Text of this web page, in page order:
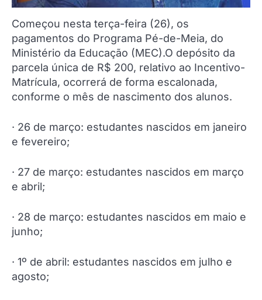
Começou nesta terça-feira (26), os
pagamentos do Programa Pé-de-Meia, do
Ministério da Educação (MEC).O depósito da
parcela única de R$ 200, relativo ao Incentivo-
Matrícula, ocorrerá de forma escalonada,
conforme o mês de nascimento dos alunos.
· 26 de março: estudantes nascidos em janeiro
e fevereiro;
· 27 de março: estudantes nascidos em março
e abril;
· 28 de março: estudantes nascidos em maio e
junho;
· 1º de abril: estudantes nascidos em julho e
agosto;